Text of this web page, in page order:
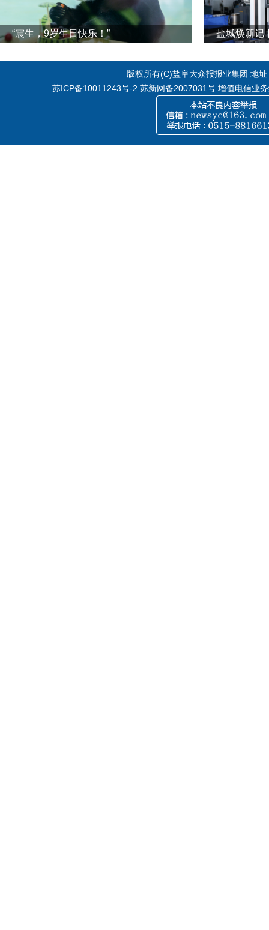
“震生，9岁生日快乐！”
版权所有(C)盐阜大众报报业集团 地
苏ICP备10011243号-2 苏新网备2007031号 增值电信业